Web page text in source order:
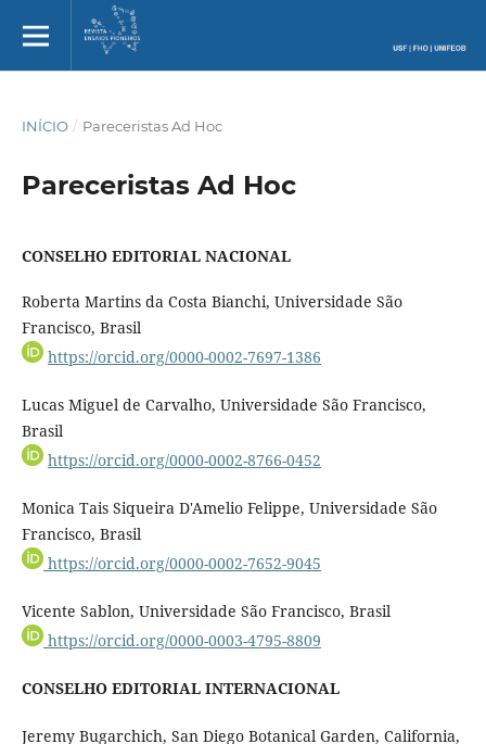
INÍCIO / Pareceristas Ad Hoc
Pareceristas Ad Hoc
CONSELHO EDITORIAL NACIONAL
Roberta Martins da Costa Bianchi, Universidade São
Francisco, Brasil
https://orcid.org/0000-0002-7697-1386
Lucas Miguel de Carvalho, Universidade São Francisco,
Brasil
https://orcid.org/0000-0002-8766-0452
Monica Tais Siqueira D'Amelio Felippe, Universidade São
Francisco, Brasil
https://orcid.org/0000-0002-7652-9045
Vicente Sablon, Universidade São Francisco, Brasil
https://orcid.org/0000-0003-4795-8809
CONSELHO EDITORIAL INTERNACIONAL
Jeremy Bugarchich, San Diego Botanical Garden, California,